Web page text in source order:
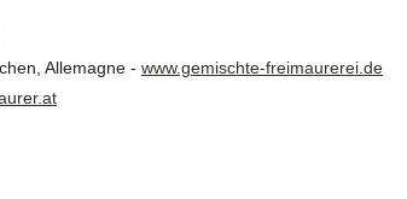
Allemagne - www.gemischte-freimaurerei.de